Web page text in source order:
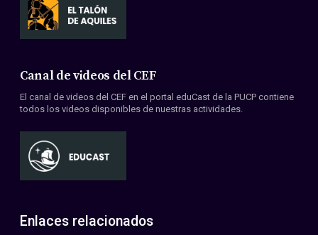
Canal de videos del CEF
El canal de videos del CEF en el portal eduCast de la PUCP contiene
todos los videos disponibles de nuestras actividades.
Enlaces relacionados